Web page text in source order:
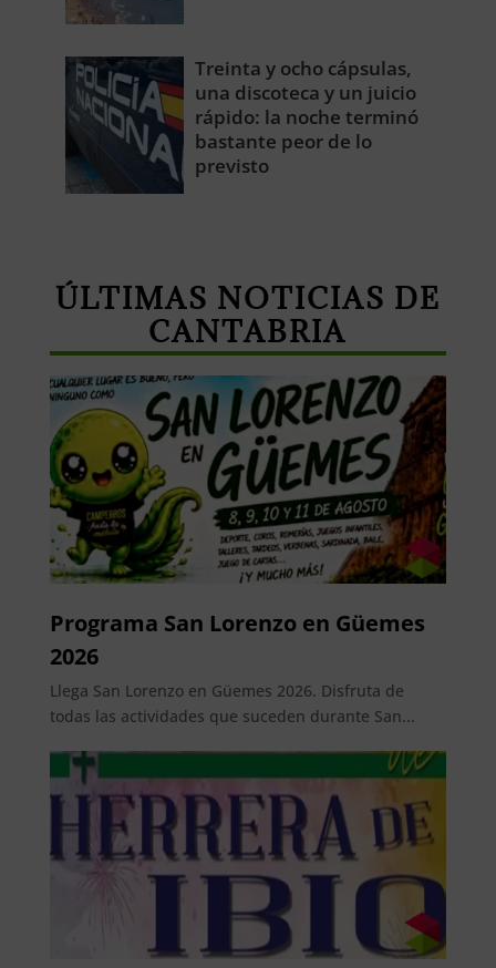
Treinta y ocho cápsulas,
una discoteca y un juicio
rápido: la noche terminó
bastante peor de lo
previsto
ÚLTIMAS NOTICIAS DE
CANTABRIA
Programa San Lorenzo en Güemes
2026
Llega San Lorenzo en Güemes 2026. Disfruta de
todas las actividades que suceden durante San...